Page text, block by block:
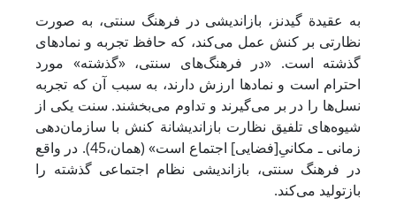
به عقیدة گیدنز، بازاندیشی در فرهنگ سنتی، به صورت
نظارتی بر کنش عمل می‌کند، که حافظ تجربه و نمادهای
گذشته است. «در فرهنگ‌های سنتی، «گذشته» مورد
احترام است و نمادها ارزش دارند، به سبب آن ‌که تجربه
نسل‌ها را در بر می‌گیرند و تداوم می‌بخشند. سنت یکی از
شیوه‌های تلفیق نظارت بازاندیشانة کنش با سازمان‌دهی
زمانی ـ مکانیِ[فضایی] اجتماع است» (همان،45). در واقع
در فرهنگ سنتی، بازاندیشی نظام اجتماعی گذشته را
بازتولید می‌کند.